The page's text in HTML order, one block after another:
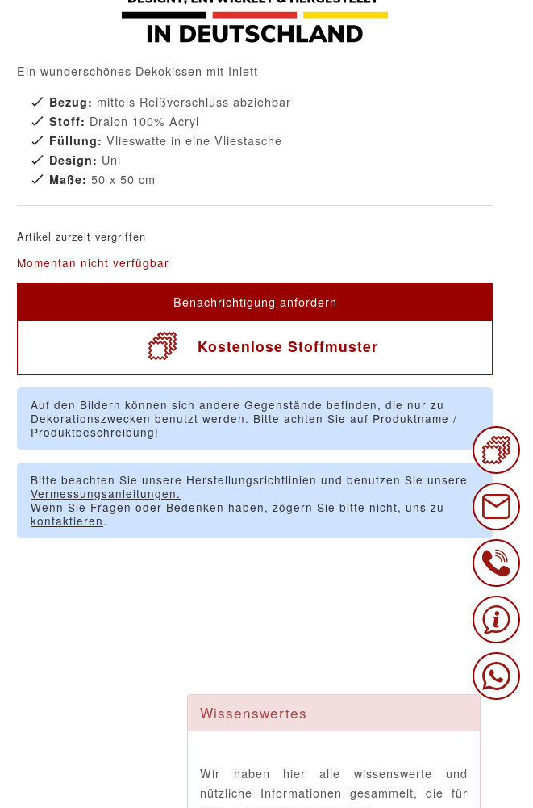
Ein wunderschönes Dekokissen mit Inlett
Bezug: mittels Reißverschluss abziehbar
Stoff: Dralon 100% Acryl
Füllung: Vlieswatte in eine Vliestasche
Design: Uni
Maße: 50 x 50 cm
Artikel zurzeit vergriffen
Momentan nicht verfügbar
Benachrichtigung anfordern
Kostenlose Stoffmuster
Auf den Bildern können sich andere Gegenstände befinden, die nur zu
Dekorationszwecken benutzt werden. Bitte achten Sie auf Produktname /
Produktbeschreibung!
Bitte beachten Sie unsere Herstellungsrichtlinien und benutzen Sie unsere
Vermessungsanleitungen.
Wenn Sie Fragen oder Bedenken haben, zögern Sie bitte nicht, uns zu
kontaktieren.
Wissenswertes
Wir haben hier alle wissenswerte und
nützliche Informationen gesammelt, die für